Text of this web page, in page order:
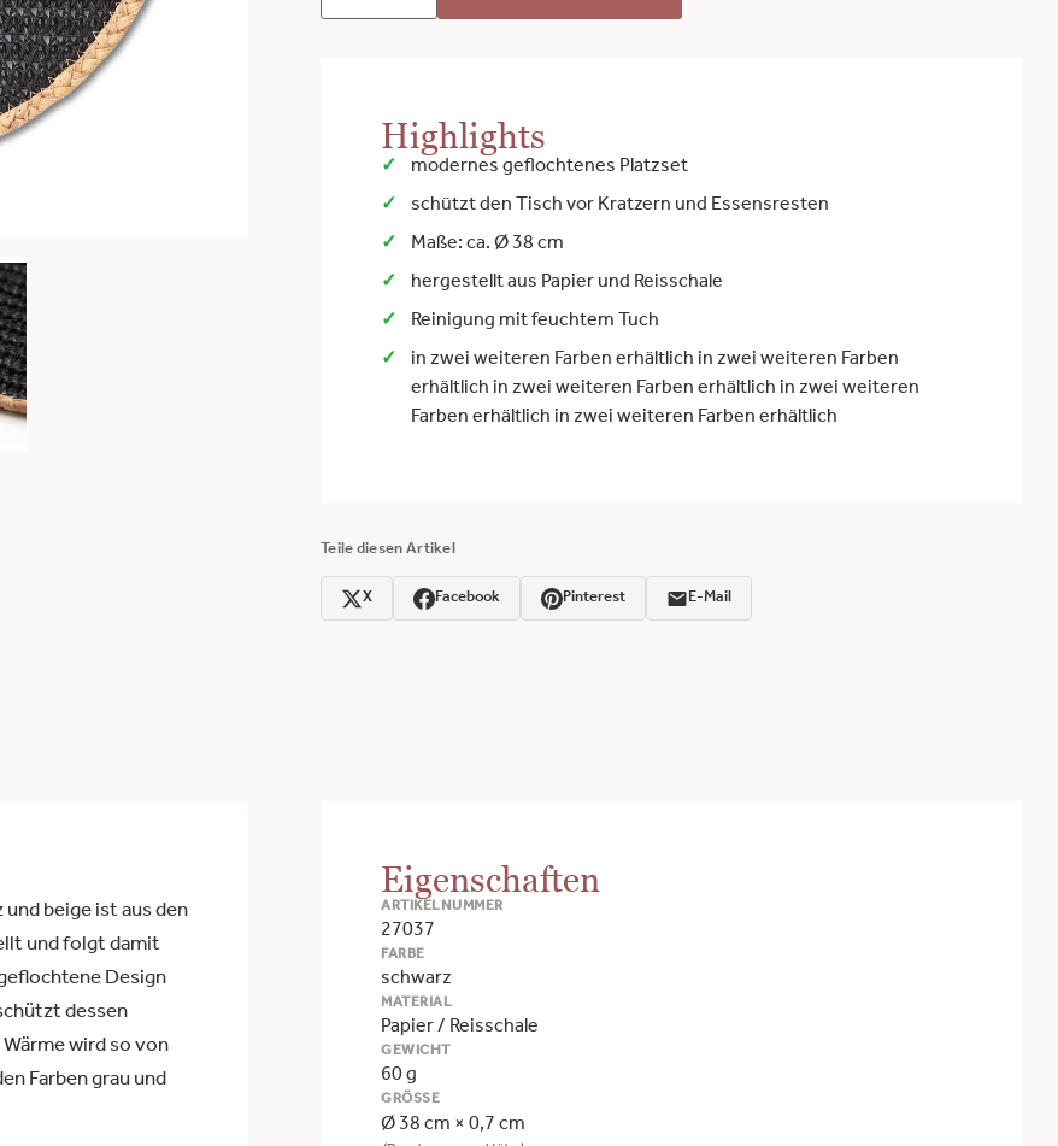
Highlights
modernes geflochtenes Platzset
schützt den Tisch vor Kratzern und Essensresten
Maße: ca. Ø 38 cm
hergestellt aus Papier und Reisschale
Reinigung mit feuchtem Tuch
in zwei weiteren Farben erhältlich in zwei weiteren Farben
erhältlich in zwei weiteren Farben erhältlich in zwei weiteren
Farben erhältlich in zwei weiteren Farben erhältlich
Teile diesen Artikel
X Facebook Pinterest E-Mail
beige ist aus den
und folgt damit
Design
dessen
wird so von
Farben grau und
Eigenschaften
ARTIKELNUMMER
27037
FARBE
schwarz
MATERIAL
Papier / Reisschale
GEWICHT
60 g
GRÖSSE
Ø 38 cm × 0,7 cm